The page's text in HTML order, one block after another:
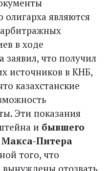
олигарха являются
в ходе
заявил, что получил
источников в КНБ,
казахстанские
Эти показания
и бывшего
Макса-Питера
того, что
отозвать